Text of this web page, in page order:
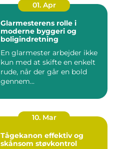
01. Apr
Glarmesterens rolle i
moderne byggeri og
boligindretning
En glarmester arbejder ikke
kun med at skifte en enkelt
rude, når der går en bold
gennem...
10. Mar
Tågekanon effektiv og
skånsom støvkontrol